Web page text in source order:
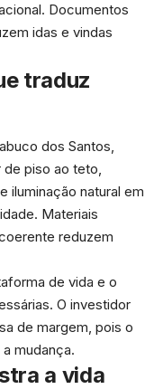
Documentos
idas e vindas
traduz
dos Santos,
piso ao teto,
iluminação natural em
Materiais
reduzem
de vida e o
O investidor
de margem, pois o
mudança.
a vida